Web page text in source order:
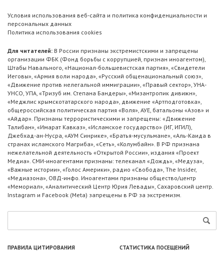
Условия использования веб-сайта и политика конфиденциальности и
персональных данных
Политика использования cookies
Для читателей: В России признаны экстремистскими и запрещены
организации ФБК (Фонд борьбы с коррупцией, признан иноагентом),
Штабы Навального, «Национал-большевистская партия», «Свидетели
Иеговы», «Армия воли народа», «Русский общенациональный союз»,
«Движение против нелегальной иммиграции», «Правый сектор», УНА-
УНСО, УПА, «Тризуб им. Степана Бандеры», «Мизантропик дивижн»,
«Меджлис крымскотатарского народа», движение «Артподготовка»,
общероссийская политическая партия «Воля», АУЕ, батальоны «Азов» и
«Айдар». Признаны террористическими и запрещены: «Движение
Талибан», «Имарат Кавказ», «Исламское государство» (ИГ, ИГИЛ),
Джебхад-ан-Нусра, «АУМ Синрике», «Братья-мусульмане», «Аль-Каида в
странах исламского Магриба», «Сеть», «Колумбайн». В РФ признана
нежелательной деятельность «Открытой России», издания «Проект
Медиа». СМИ-иноагентами признаны: телеканал «Дождь», «Медуза»,
«Важные истории», «Голос Америки», радио «Свобода», The Insider,
«Медиазона», ОВД-инфо. Иноагентами признаны общество/центр
«Мемориал», «Аналитический Центр Юрия Левады», Сахаровский центр.
Instagram и Facebook (Metа) запрещены в РФ за экстремизм.
ПРАВИЛА ЦИТИРОВАНИЯ СТАТИСТИКА ПОСЕЩЕНИЙ